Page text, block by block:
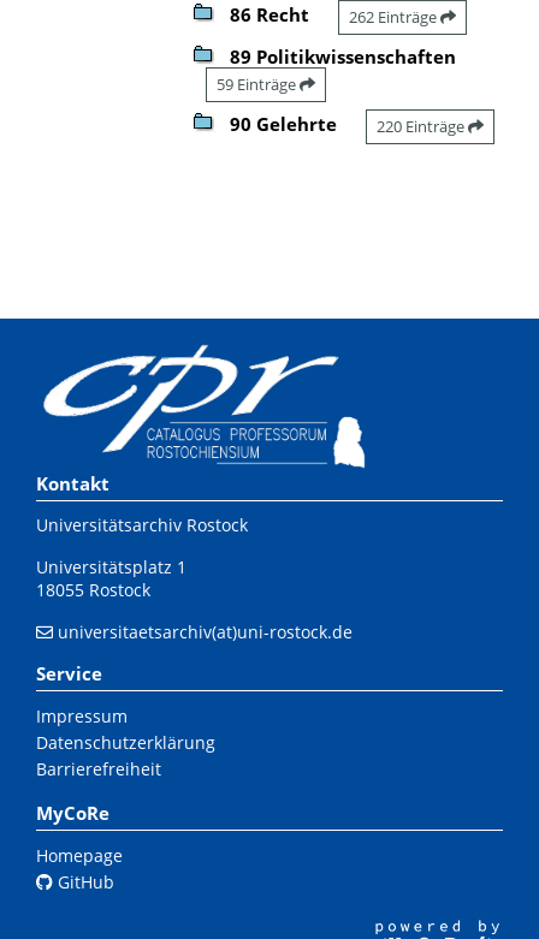
86 Recht 262 Einträge
89 Politikwissenschaften
59 Einträge
90 Gelehrte 220 Einträge
Kontakt
Universitätsarchiv Rostock
Universitätsplatz 1
18055 Rostock
universitaetsarchiv(at)uni-rostock.de
Service
Impressum
Datenschutzerklärung
Barrierefreiheit
MyCoRe
Homepage
GitHub